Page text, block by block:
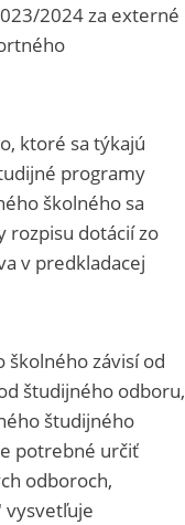
2024 za externé
ktoré sa týkajú
programy
školného sa
rozpisu dotácií zo
v predkladacej
závisí od
študijného odboru,
študijného
potrebné určiť
odboroch,
vysvetľuje